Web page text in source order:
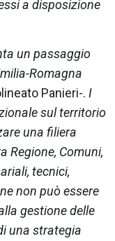
a disposizione
un passaggio
Romagna
Panieri-. I
sul territorio
una filiera
Regione, Comuni,
tecnici,
non può essere
gestione delle
una strategia